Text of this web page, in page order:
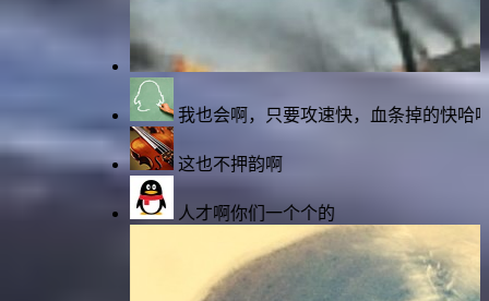
会啊，只要攻速快，血条掉的快哈哈哈
不押韵啊
啊你们一个个的